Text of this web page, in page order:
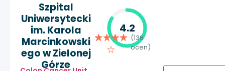
Szpital
Uniwersytecki
im. Karola
Marcinkowski
ego w Zielonej
Górze
4.2
(136
ocen)